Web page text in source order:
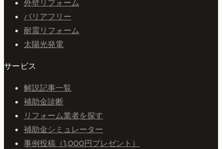
外壁リフォーム
バリアフリー
耐震リフォーム
太陽光発電
サービス
解説記事一覧
補助金診断
リフォーム業者を探す
補助金シミュレーター
事例投稿（1,000円プレゼント）